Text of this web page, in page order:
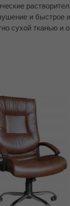
и быстрое
сухой тканью